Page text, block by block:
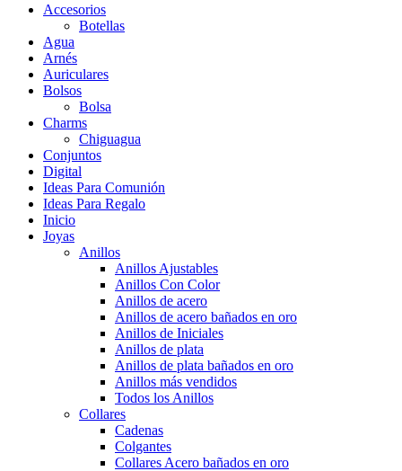
Accesorios
Botellas
Agua
Arnés
Auriculares
Bolsos
Bolsa
Charms
Chiguagua
Conjuntos
Digital
Ideas Para Comunión
Ideas Para Regalo
Inicio
Joyas
Anillos
Anillos Ajustables
Anillos Con Color
Anillos de acero
Anillos de acero bañados en oro
Anillos de Iniciales
Anillos de plata
Anillos de plata bañados en oro
Anillos más vendidos
Todos los Anillos
Collares
Cadenas
Colgantes
Collares Acero bañados en oro